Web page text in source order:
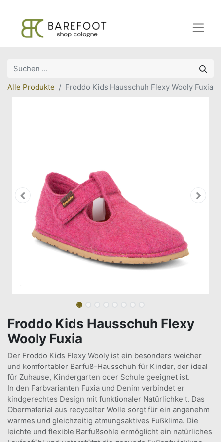
Alle Produkte Froddo Kids Hausschuh Flexy Wooly Fuxia
Froddo Kids Hausschuh Flexy
Wooly Fuxia
Der Froddo Kids Flexy Wooly ist ein besonders weicher
und komfortabler Barfuß-Hausschuh für Kinder, der ideal
für Zuhause, Kindergarten oder Schule geeignet ist.
In den Farbvarianten Fuxia und Denim verbindet er
kindgerechtes Design mit funktionaler Natürlichkeit. Das
Obermaterial aus recycelter Wolle sorgt für ein angenehm
warmes und gleichzeitig atmungsaktives Fußklima. Die
leichte und flexible Barfußsohle ermöglicht ein natürliches